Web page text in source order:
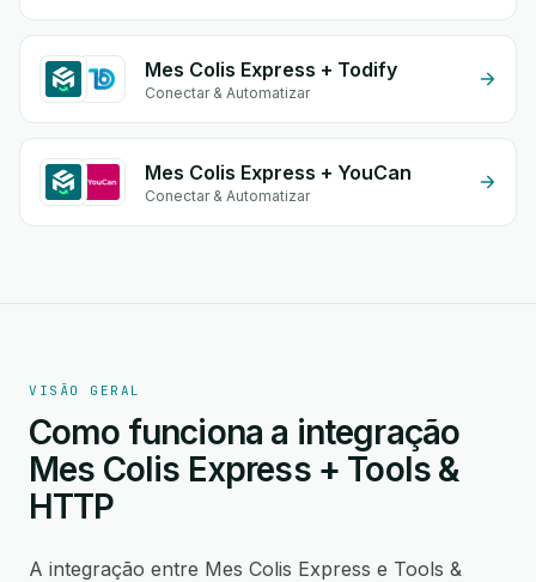
Mes Colis Express + Todify
Conectar & Automatizar
Mes Colis Express + YouCan
Conectar & Automatizar
VISÃO GERAL
Como funciona a integração
Mes Colis Express + Tools &
HTTP
A integração entre Mes Colis Express e Tools &